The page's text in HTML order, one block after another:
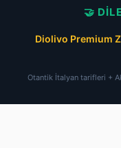
🤝
Diolivo Premium
Otantik İtalyan tarifleri +